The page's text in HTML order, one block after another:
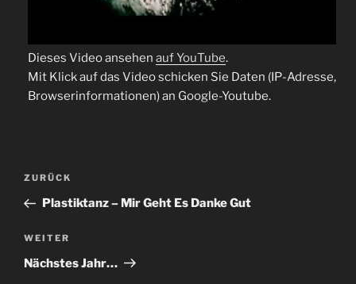
Dieses Video ansehen auf YouTube.
Mit Klick auf das Video schicken Sie Daten (IP-Adresse,
Browserinformationen) an Google-Youtube.
Beitragsnavigation
Vorheriger
Beitrag
ZURÜCK
Plastiktanz – Mir Geht Es Danke Gut
Nächster
Beitrag
WEITER
Nächstes Jahr…